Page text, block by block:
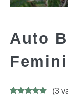
Auto
(3